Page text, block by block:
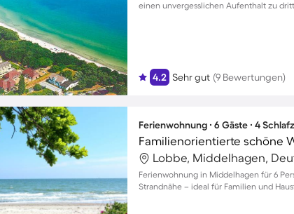
einen unvergesslichen Aufenthalt zu dritt
4.2 Sehr gut (9 Bewertungen)
Ferienwohnung ∙ 6 Gäste ∙ 4
Lobbe, Middelhagen,
Ferienwohnung in Middelhagen für 6
Strandnähe – ideal für Familien und